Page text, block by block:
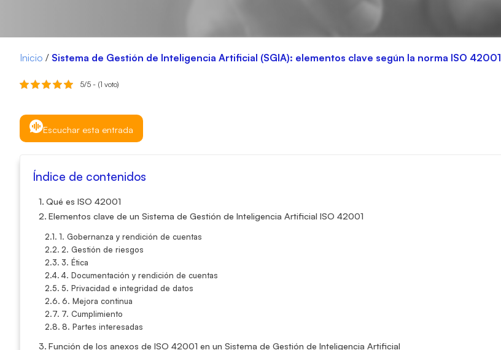
Inicio / Sistema de Gestión de Inteligencia Artificial (SGIA): elementos clave según la norma ISO 42001
5/5 - (1 voto)
Escuchar esta entrada
Índice de contenidos
Qué es ISO 42001
Elementos clave de un Sistema de Gestión de Inteligencia Artificial ISO 42001
1. Gobernanza y rendición de cuentas
2. Gestión de riesgos
3. Ética
4. Documentación y rendición de cuentas
5. Privacidad e integridad de datos
6. Mejora continua
7. Cumplimiento
8. Partes interesadas
Función de los anexos de ISO 42001 en un Sistema de Gestión de Inteligencia Artificial